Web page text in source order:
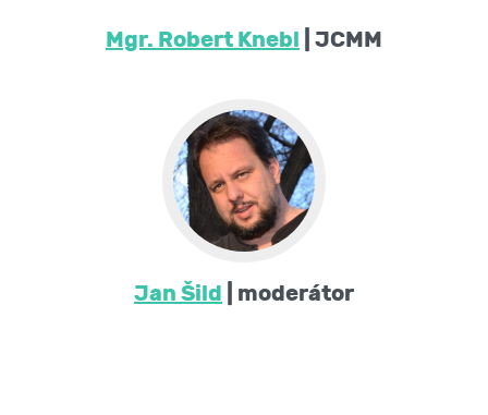
Mgr. Robert Knebl | JCMM
Jan Šild | moderátor